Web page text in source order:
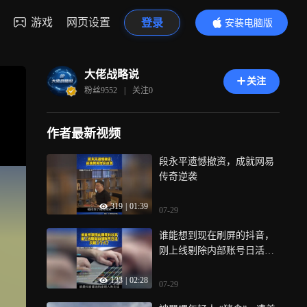
游戏 网页设置 登录
安装电脑版
内容更精彩
大佬战略说
粉丝9552 | 关注0
关注
作者最新视频
319 01:39
段永平遗憾撤资，成就网易
传奇逆袭
07-29
133 02:28
谁能想到现在刷屏的抖音，
刚上线剔除内部账号日活只
07-29